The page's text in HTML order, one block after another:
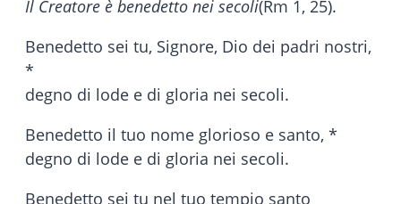
Il Creatore è benedetto nei secoli(Rm 1, 25).
Benedetto sei tu, Signore, Dio dei padri nostri,
*
degno di lode e di gloria nei secoli.
Benedetto il tuo nome glorioso e santo, *
degno di lode e di gloria nei secoli.
Benedetto sei tu nel tuo tempio santo